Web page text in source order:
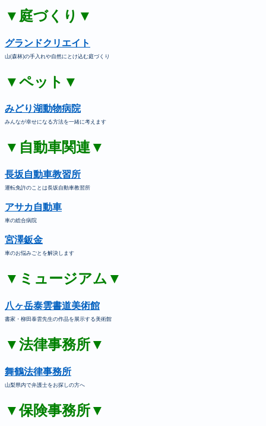
▼庭づくり▼
グランドクリエイト
山(森林)の手入れや自然にとけ込む庭づくり
▼ペット▼
みどり湖動物病院
みんなが幸せになる方法を一緒に考えます
▼自動車関連▼
長坂自動車教習所
運転免許のことは長坂自動車教習所
アサカ自動車
車の総合病院
宮澤鈑金
車のお悩みごとを解決します
▼ミュージアム▼
八ヶ岳泰雲書道美術館
書家・柳田泰雲先生の作品を展示する美術館
▼法律事務所▼
舞鶴法律事務所
山梨県内で弁護士をお探しの方へ
▼保険事務所▼